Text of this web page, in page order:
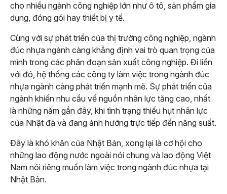
cho nhiều ngành công nghiệp lớn như ô tô, sản phẩm gia
dụng, đóng gói hay thiết bị y tế.
Cùng với sự phát triển của thị trường công nghiệp, ngành
đúc nhựa ngành càng khẳng định vai trò quan trọng của
mình trong các phân đoạn sản xuất công nghiệp. Đi liền
với đó, hệ thống các công ty làm việc trong ngành đúc
nhựa ngành càng phát triển mạnh mẽ. Sự phát triển của
ngành khiến nhu cầu về nguồn nhân lực tăng cao, nhất
là những năm gần đây, khi tình trạng thiếu hụt nhân lực
của Nhật đã và đang ảnh hưởng trực tiếp đến năng suất.
Đây là khó khăn của Nhật Bản, xong lại là cơ hội cho
những lao động nước ngoài nói chung và lao động Việt
Nam nói riêng muốn làm việc trong ngành đúc nhựa tại
Nhật Bản.